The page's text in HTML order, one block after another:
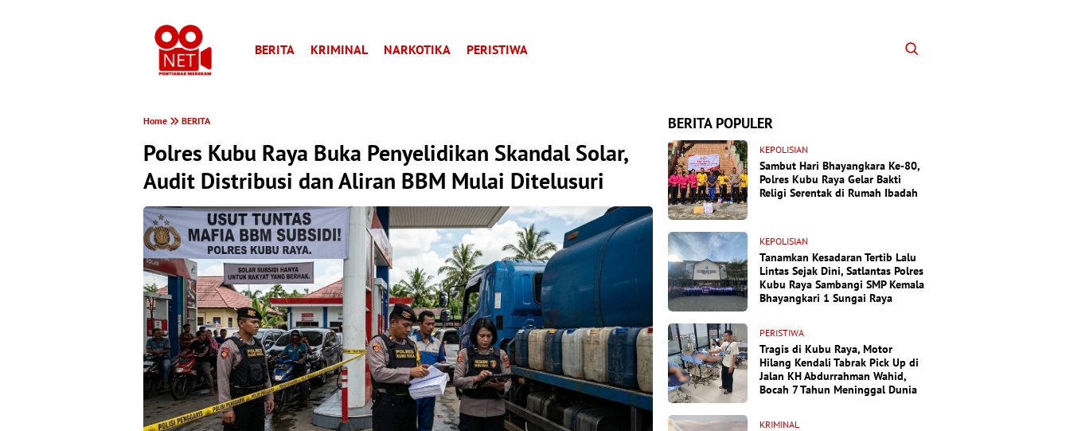
BERITA KRIMINAL NARKOTIKA PERISTIWA
Home BERITA
Polres Kubu Raya Buka Penyelidikan Skandal Solar,
Audit Distribusi dan Aliran BBM Mulai Ditelusuri
BERITA POPULER
KEPOLISIAN
Sambut Hari Bhayangkara Ke-80,
Polres Kubu Raya Gelar Bakti
Religi Serentak di Rumah Ibadah
KEPOLISIAN
Tanamkan Kesadaran Tertib Lalu
Lintas Sejak Dini, Satlantas Polres
Kubu Raya Sambangi SMP Kemala
Bhayangkari 1 Sungai Raya
PERISTIWA
Tragis di Kubu Raya, Motor
Hilang Kendali Tabrak Pick Up di
Jalan KH Abdurrahman Wahid,
Bocah 7 Tahun Meninggal Dunia
KRIMINAL